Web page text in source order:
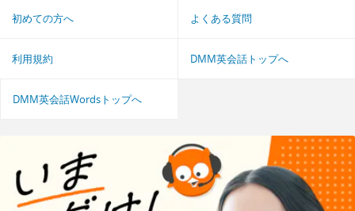
初めての方へ よくある質問
利用規約 DMM英会話トップへ
DMM英会話Wordsトップへ